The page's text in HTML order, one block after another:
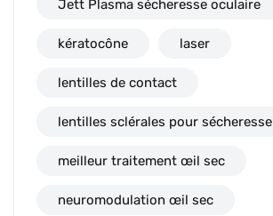
Jett Plasma sécheresse oculaire
kératocône laser
lentilles de contact
lentilles sclérales pour sécheresse
meilleur traitement œil sec
neuromodulation œil sec